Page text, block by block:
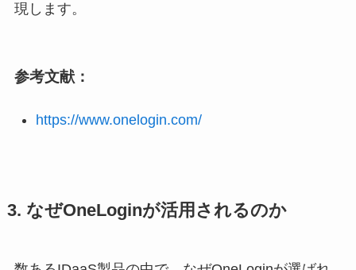
現します。
参考文献：
https://www.onelogin.com/
3. なぜOneLoginが活用されるのか